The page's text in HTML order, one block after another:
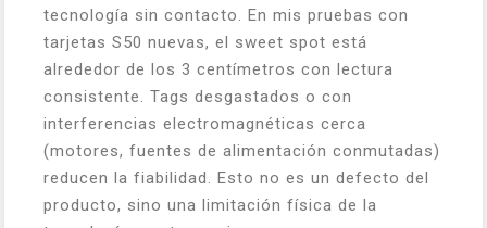
tecnología sin contacto. En mis pruebas con
tarjetas S50 nuevas, el sweet spot está
alrededor de los 3 centímetros con lectura
consistente. Tags desgastados o con
interferencias electromagnéticas cerca
(motores, fuentes de alimentación conmutadas)
reducen la fiabilidad. Esto no es un defecto del
producto, sino una limitación física de la